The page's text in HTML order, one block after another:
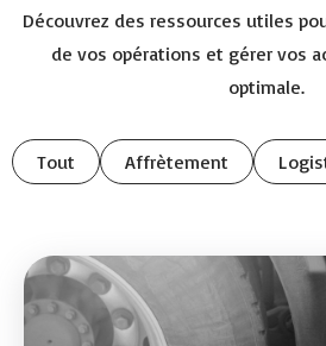
Découvrez des ressources utiles
de vos opérations et gérer vos
optimale.
Tout Affrètement